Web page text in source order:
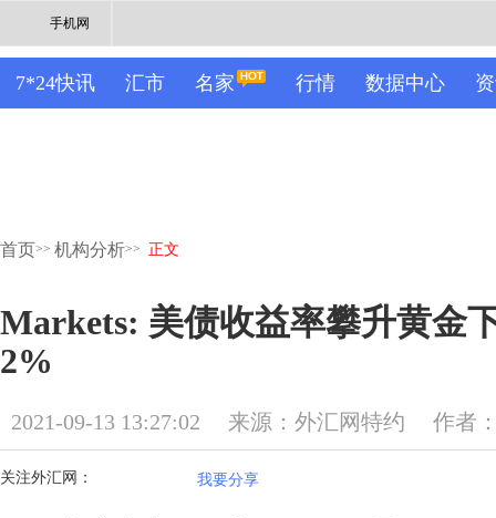
手机网
7*24快讯 汇市 名家 行情 数据中心
首页>> 机构分析>> 正文
Markets: 美债收益率攀升黄金
2%
2021-09-13 13:27:02 来源：外汇网特约 作者
关注外汇网： 我要分享